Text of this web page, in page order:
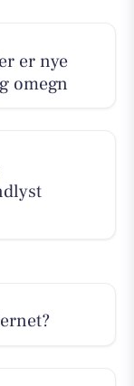
er nye
omegn